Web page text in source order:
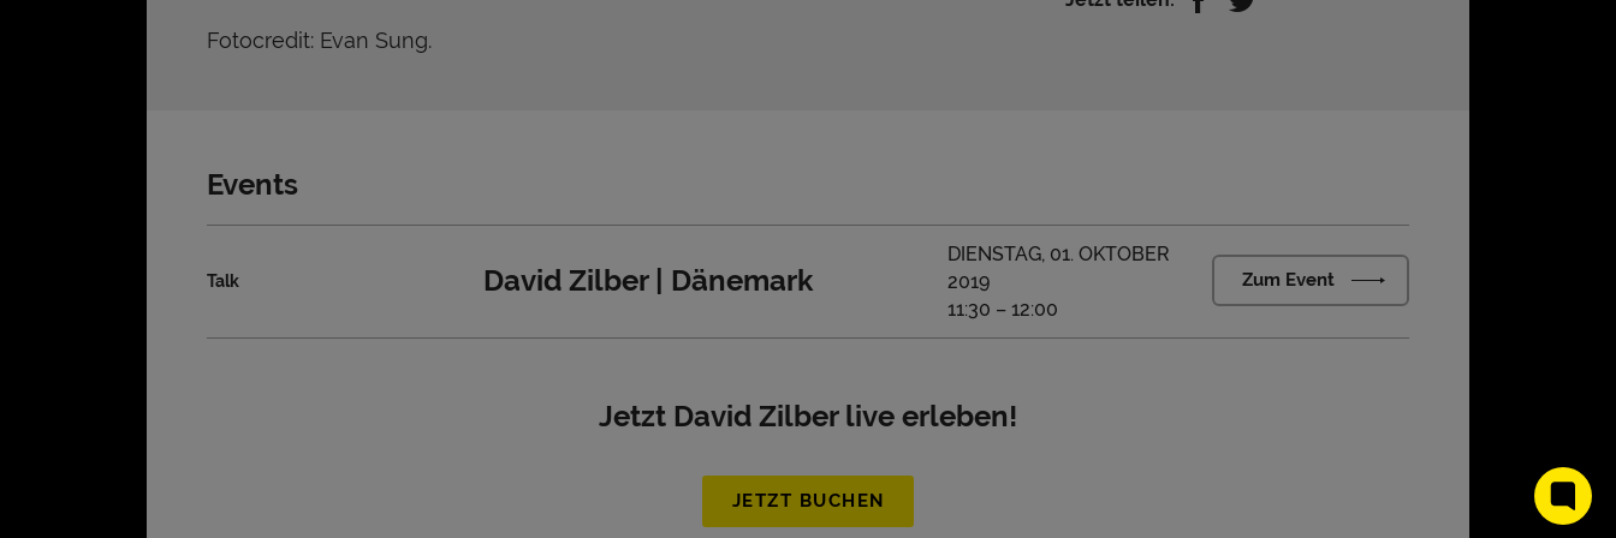
Fotocredit: Evan Sung.
Events
Talk David Zilber | Dänemark
DIENSTAG, 01. OKTOBER
2019
11:30 – 12:00
Zum Event
Jetzt David Zilber live erleben!
JETZT BUCHEN